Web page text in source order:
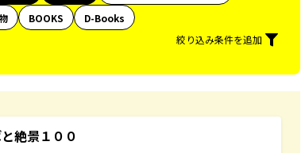
BOOKS
D-Books
絞り込み条件を追加
絶景１００